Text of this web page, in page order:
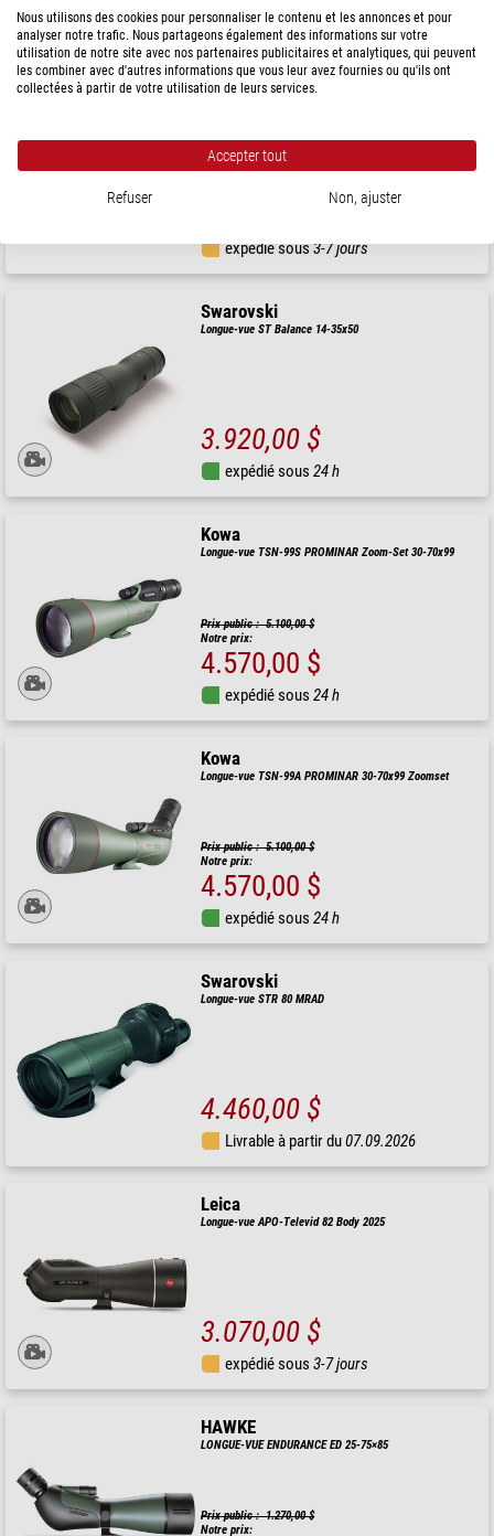
expédié sous1-2 semaines
Kowa
expédié sous3-7 jours
Swarovski
Longue-vue ST Balance 14-35x50
3.920,00 $
expédié sous24 h
Kowa
Longue-vue TSN-99S PROMINAR Zoom-Set 30-70x99
Prix public : 5.100,00 $
Notre prix:
4.570,00 $
expédié sous24 h
Kowa
Longue-vue TSN-99A PROMINAR 30-70x99 Zoomset
Prix public : 5.100,00 $
Notre prix:
4.570,00 $
expédié sous24 h
Swarovski
Longue-vue STR 80 MRAD
4.460,00 $
Livrable à partir du07.09.2026
Leica
Longue-vue APO-Televid 82 Body 2025
3.070,00 $
expédié sous3-7 jours
HAWKE
LONGUE-VUE ENDURANCE ED 25-75×85
Prix public : 1.270,00 $
Notre prix:
Nous utilisons des cookies pour personnaliser le contenu et les annonces et pour
analyser notre trafic. Nous partageons également des informations sur votre
utilisation de notre site avec nos partenaires publicitaires et analytiques, qui peuvent
les combiner avec d'autres informations que vous leur avez fournies ou qu'ils ont
collectées à partir de votre utilisation de leurs services.
Accepter tout
Refuser Non, ajuster